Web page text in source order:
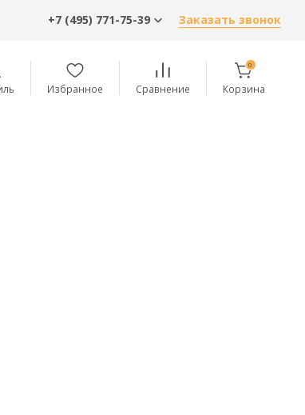
+7 (495) 771-75-39 Заказать звонок
Избранное Сравнение
0
Корзина